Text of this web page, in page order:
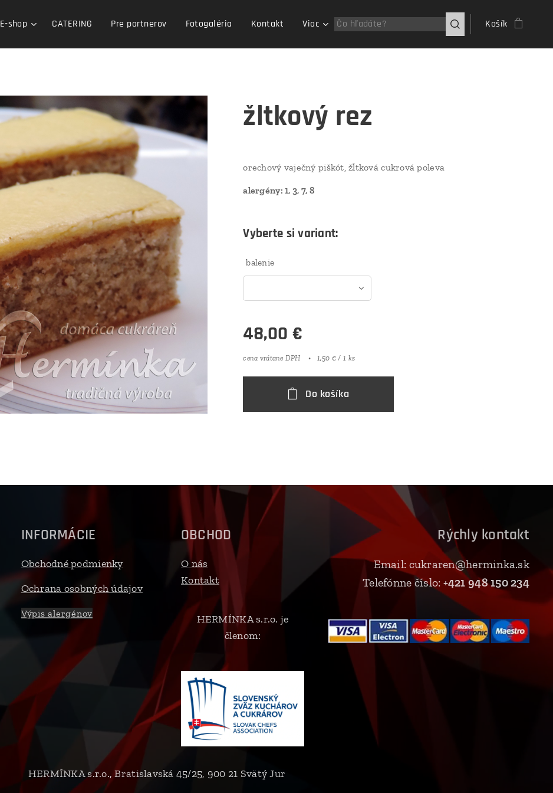
E-shop CATERING Pre partnerov Fotogaléria Kontakt Viac Košík
žltkový rez
orechový vaječný piškót, žĺtková cukrová poleva
alergény: 1, 3, 7, 8
Vyberte si variant:
balenie
48,00 €
cena vrátane DPH 1,50 € / 1 ks
Do košíka
INFORMÁCIE
Obchodné podmienky
Ochrana osobných údajov
Výpis alergénov
OBCHOD
O nás
Kontakt
HERMÍNKA s.r.o. je
členom:
Rýchly kontakt
Email: cukraren@herminka.sk
Telefónne číslo: +421 948 150 234
HERMÍNKA s.r.o., Bratislavská 45/25, 900 21 Svätý Jur